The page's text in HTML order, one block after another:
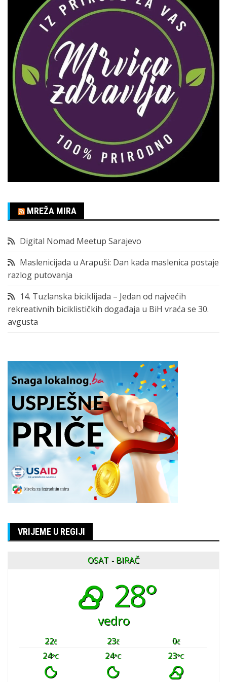
MREŽA MIRA
Digital Nomad Meetup Sarajevo
Maslenicijada u Arapuši: Dan kada maslenica postaje
razlog putovanja
14. Tuzlanska biciklijada – Jedan od najvećih
rekreativnih biciklističkih događaja u BiH vraća se 30.
avgusta
VRIJEME U REGIJI
OSAT - BIRAČ
28°
vedro
22č 23č 0č
24°C 24°C 23°C